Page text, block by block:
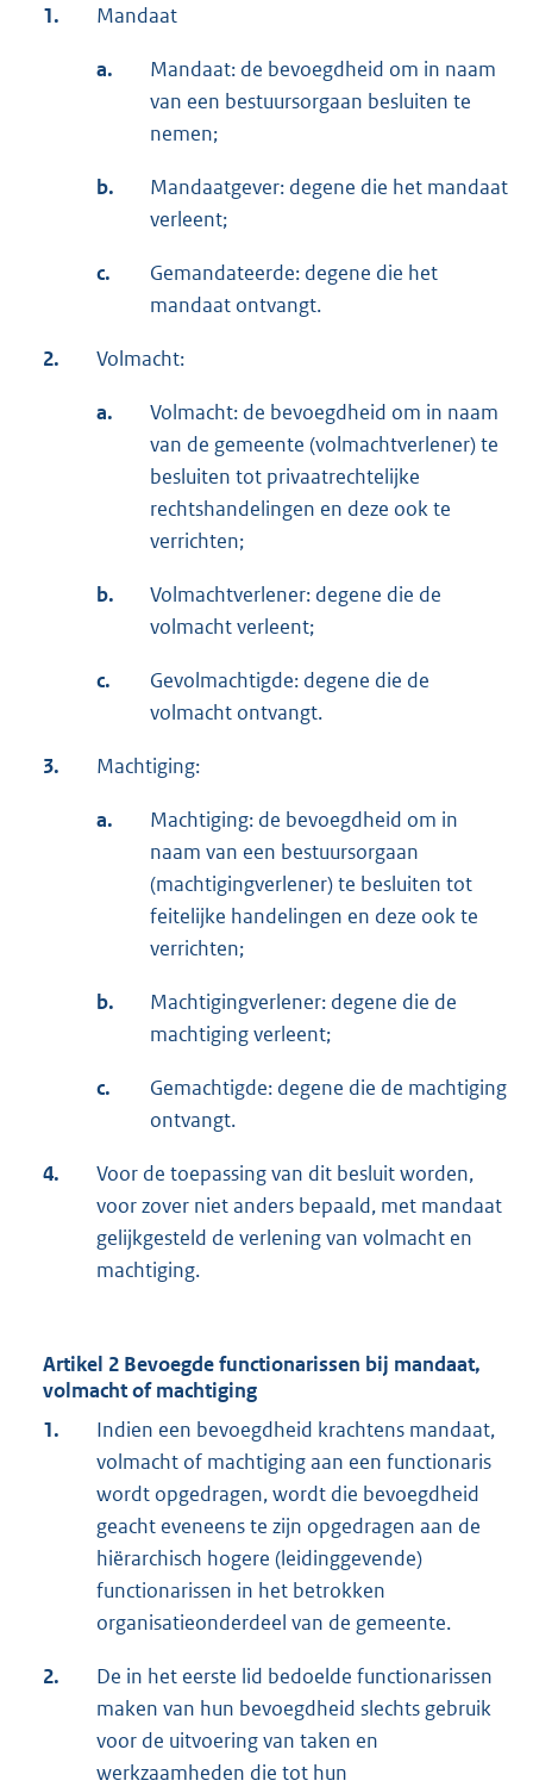
1. Mandaat
a.
Mandaat: de bevoegdheid om in naam
van een bestuursorgaan besluiten te
nemen;
b.
Mandaatgever: degene die het mandaat
verleent;
c.
Gemandateerde: degene die het
mandaat ontvangt.
2. Volmacht:
a.
Volmacht: de bevoegdheid om in naam
van de gemeente (volmachtverlener) te
besluiten tot privaatrechtelijke
rechtshandelingen en deze ook te
verrichten;
b.
Volmachtverlener: degene die de
volmacht verleent;
c.
Gevolmachtigde: degene die de
volmacht ontvangt.
3. Machtiging:
a.
Machtiging: de bevoegdheid om in
naam van een bestuursorgaan
(machtigingverlener) te besluiten tot
feitelijke handelingen en deze ook te
verrichten;
b.
Machtigingverlener: degene die de
machtiging verleent;
c.
Gemachtigde: degene die de machtiging
ontvangt.
4.
Voor de toepassing van dit besluit worden,
voor zover niet anders bepaald, met mandaat
gelijkgesteld de verlening van volmacht en
machtiging.
Artikel 2 Bevoegde functionarissen bij mandaat,
volmacht of machtiging
1.
Indien een bevoegdheid krachtens mandaat,
volmacht of machtiging aan een functionaris
wordt opgedragen, wordt die bevoegdheid
geacht eveneens te zijn opgedragen aan de
hiërarchisch hogere (leidinggevende)
functionarissen in het betrokken
organisatieonderdeel van de gemeente.
2.
De in het eerste lid bedoelde functionarissen
maken van hun bevoegdheid slechts gebruik
voor de uitvoering van taken en
werkzaamheden die tot hun